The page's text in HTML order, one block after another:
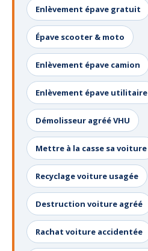
Enlèvement épave gratuit
Épave scooter & moto
Enlèvement épave camion
Enlèvement épave utilitaire
Démolisseur agréé VHU
Mettre à la casse sa voiture
Recyclage voiture usagée
Destruction voiture agréé
Rachat voiture accidentée